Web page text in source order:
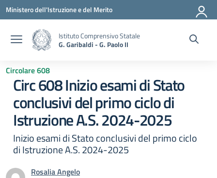
Vai ai contenuti
Vai al menu di navigazione
Vai al footer
Ministero dell'Istruzione e del Merito
Istituto Comprensivo Statale
G. Garibaldi - G. Paolo II
Circolare 608
Circ 608 Inizio esami di Stato
conclusivi del primo ciclo di
Istruzione A.S. 2024-2025
Inizio esami di Stato conclusivi del primo ciclo
di Istruzione A.S. 2024-2025
Rosalia Angelo